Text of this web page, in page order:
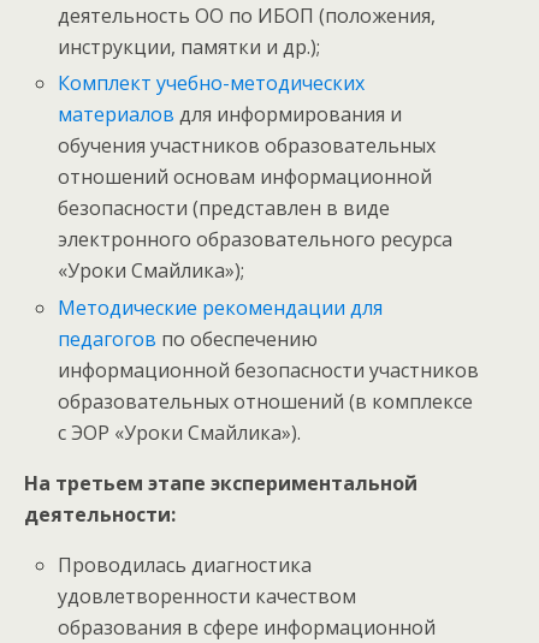
деятельность ОО по ИБОП (положения,
инструкции, памятки и др.);
Комплект учебно-методических
материалов для информирования и
обучения участников образовательных
отношений основам информационной
безопасности (представлен в виде
электронного образовательного ресурса
«Уроки Смайлика»);
Методические рекомендации для
педагогов по обеспечению
информационной безопасности участников
образовательных отношений (в комплексе
с ЭОР «Уроки Смайлика»).
На третьем этапе экспериментальной
деятельности:
Проводилась диагностика
удовлетворенности качеством
образования в сфере информационной